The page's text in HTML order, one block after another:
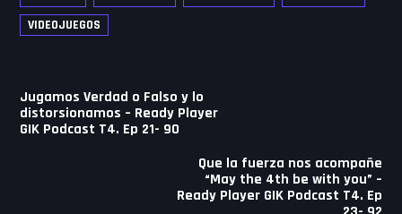
VIDEOJUEGOS
Navegación
de
entradas
Jugamos Verdad o Falso y lo
distorsionamos – Ready Player
GIK Podcast T4. Ep 21- 90
Que la fuerza nos acompañe
“May the 4th be with you” –
Ready Player GIK Podcast T4. Ep